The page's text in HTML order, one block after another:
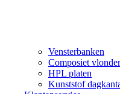
Vensterbanken
Composiet
HPL platen
Kunststof